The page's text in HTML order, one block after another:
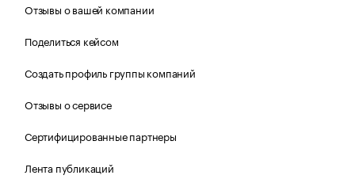
Отзывы о вашей компании
Поделиться кейсом
Создать профиль группы компаний
Отзывы о сервисе
Сертифицированные партнеры
Лента публикаций